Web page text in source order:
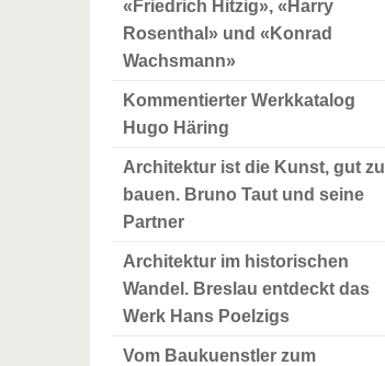
«Friedrich Hitzig», «Harry
Rosenthal» und «Konrad
Wachsmann»
Kommentierter Werkkatalog
Hugo Häring
Architektur ist die Kunst, gut zu
bauen. Bruno Taut und seine
Partner
Architektur im historischen
Wandel. Breslau entdeckt das
Werk Hans Poelzigs
Vom Baukuenstler zum